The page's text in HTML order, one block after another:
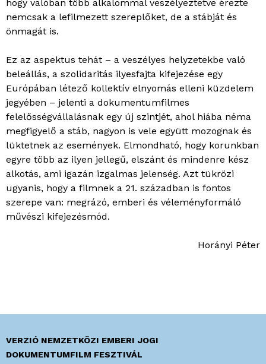
hogy valóban több alkalommal veszélyeztetve érezte
nemcsak a lefilmezett szereplőket, de a stábját és
önmagát is.
Ez az aspektus tehát – a veszélyes helyzetekbe való
beleállás, a szolidaritás ilyesfajta kifejezése egy
Európában létező kollektív elnyomás elleni küzdelem
jegyében – jelenti a dokumentumfilmes
felelősségvállalásnak egy új szintjét, ahol hiába néma
megfigyelő a stáb, nagyon is vele együtt mozognak és
lüktetnek az események. Elmondható, hogy korunkban
egyre több az ilyen jellegű, elszánt és mindenre kész
alkotás, ami igazán izgalmas jelenség. Azt tükrözi
ugyanis, hogy a filmnek a 21. században is fontos
szerepe van: megrázó, emberi és véleményformáló
művészi kifejezésmód.
Horányi Péter
VERZIÓ NEMZETKÖZI EMBERI JOGI
DOKUMENTUMFILM FESZTIVÁL